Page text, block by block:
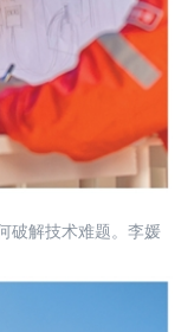
破解技术难题。李媛